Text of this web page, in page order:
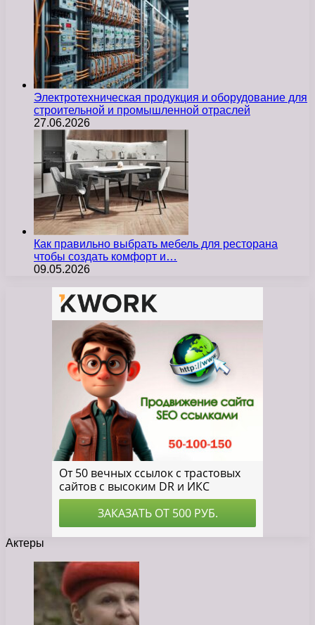
Электротехническая продукция и оборудование для
строительной и промышленной отраслей
27.06.2026
Как правильно выбрать мебель для ресторана
чтобы создать комфорт и…
09.05.2026
Актеры